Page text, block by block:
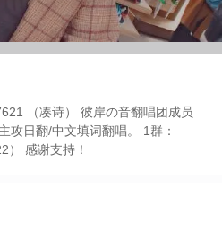
岸の音翻唱团成员
攻日翻/中文填词翻唱。 1群：
307374057；2群：337237922） 感谢支持！